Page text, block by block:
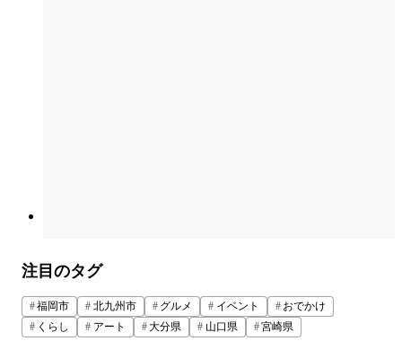
注目のタグ
福岡市 北九州市 グルメ イベント
おでかけ
くらし
アート 大分県 山口県 宮崎県